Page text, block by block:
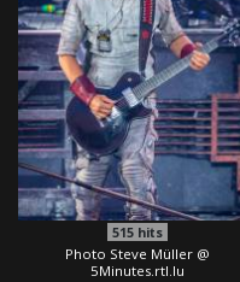
515hits
Photo Steve Müller @
5Minutes.rtl.lu